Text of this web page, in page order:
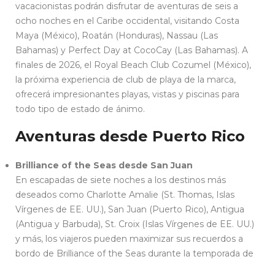
vacacionistas podrán disfrutar de aventuras de seis a
ocho noches en el Caribe occidental, visitando Costa
Maya (México), Roatán (Honduras), Nassau (Las
Bahamas) y Perfect Day at CocoCay (Las Bahamas). A
finales de 2026, el Royal Beach Club Cozumel (México),
la próxima experiencia de club de playa de la marca,
ofrecerá impresionantes playas, vistas y piscinas para
todo tipo de estado de ánimo.
Aventuras desde Puerto Rico
Brilliance of the Seas desde San Juan
En escapadas de siete noches a los destinos más
deseados como Charlotte Amalie (St. Thomas, Islas
Vírgenes de EE. UU.), San Juan (Puerto Rico), Antigua
(Antigua y Barbuda), St. Croix (Islas Vírgenes de EE. UU.)
y más, los viajeros pueden maximizar sus recuerdos a
bordo de Brilliance of the Seas durante la temporada de